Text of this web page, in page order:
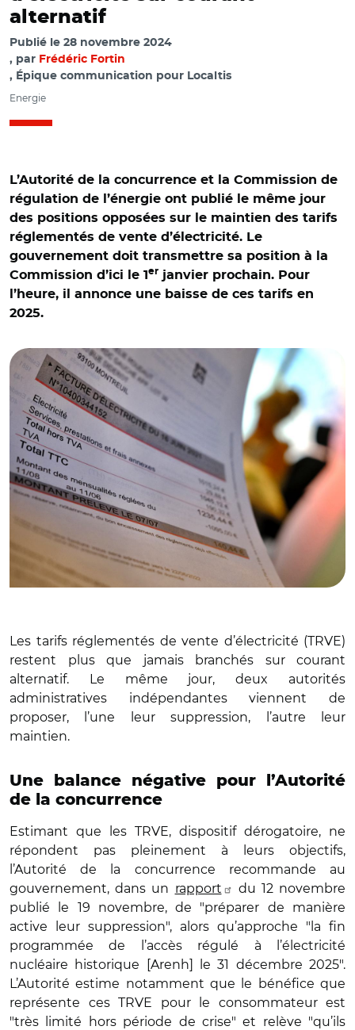
alternatif
Publié le 28 novembre 2024
par Frédéric Fortin
, Épique communication pour Localtis
Energie
L’Autorité de la concurrence et la Commission de
régulation de l’énergie ont publié le même jour
des positions opposées sur le maintien des tarifs
réglementés de vente d’électricité. Le
gouvernement doit transmettre sa position à la
Commission d’ici le 1 er janvier prochain. Pour
l’heure, il annonce une baisse de ces tarifs en
2025.
Les tarifs réglementés de vente d’électricité (TRVE)
restent plus que jamais branchés sur courant
alternatif. Le même jour, deux autorités
administratives indépendantes viennent de
proposer, l’une leur suppression, l’autre leur
maintien.
Une balance négative pour l’Autorité
de la concurrence
Estimant que les TRVE, dispositif dérogatoire, ne
répondent pas pleinement à leurs objectifs,
l’Autorité de la concurrence recommande au
gouvernement, dans un rapport
du 12 novembre
publié le 19 novembre, de "préparer de manière
active leur suppression", alors qu’approche "la fin
programmée de l’accès régulé à l’électricité
nucléaire historique [Arenh] le 31 décembre 2025".
L’Autorité estime notamment que le bénéfice que
représente ces TRVE pour le consommateur est
"très limité hors période de crise" et relève "qu’ils